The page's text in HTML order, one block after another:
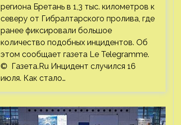
региона Бретань в 1,3 тыс. километров к
северу от Гибралтарского пролива, где
ранее фиксировали большое
количество подобных инцидентов. Об
этом сообщает газета Le Telegramme.
© Газета.Ru Инцидент случился 16
июля. Как стало…